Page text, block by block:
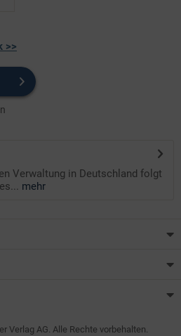
>>
Verwaltung in Deutschland folgt
mehr
Verlag AG. Alle Rechte vorbehalten.